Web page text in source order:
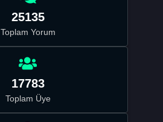
25135
Toplam Yorum
17783
Toplam Üye